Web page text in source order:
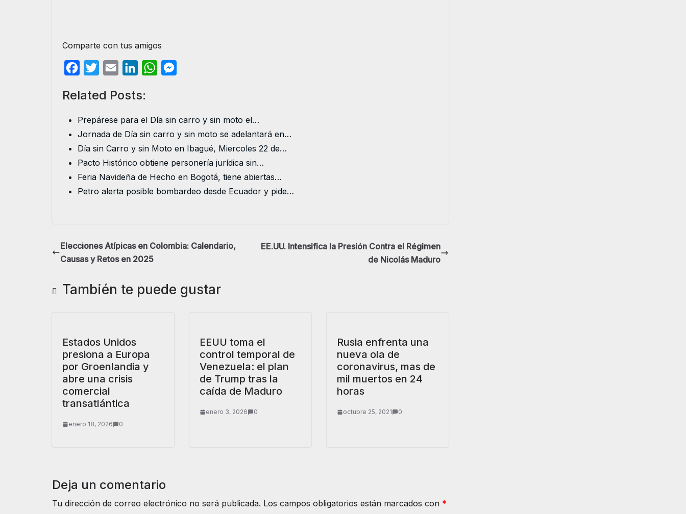
Comparte con tus amigos
c
b
o
o
k
i
t
e
r
a
n
d
n
W
t
A
p
p
n
g
e
r
Related Posts:
Prepárese para el Día sin carro y sin moto el…
Jornada de Día sin carro y sin moto se adelantará en…
Día sin Carro y sin Moto en Ibagué, Miercoles 22 de…
Pacto Histórico obtiene personería jurídica sin…
Feria Navideña de Hecho en Bogotá, tiene abiertas…
Petro alerta posible bombardeo desde Ecuador y pide…
Elecciones Atípicas en Colombia: Calendario,
Causas y Retos en 2025
EE.UU. Intensifica la Presión Contra el Régimen
de Nicolás Maduro
También te puede gustar
Estados Unidos
presiona a Europa
por Groenlandia y
abre una crisis
comercial
transatlántica
enero 18, 2026 0
EEUU toma el
control temporal de
Venezuela: el plan
de Trump tras la
caída de Maduro
enero 3, 2026 0
Rusia enfrenta una
nueva ola de
coronavirus, mas de
mil muertos en 24
horas
octubre 25, 2021 0
Deja un comentario
Tu dirección de correo electrónico no será publicada. Los campos obligatorios están marcados con *